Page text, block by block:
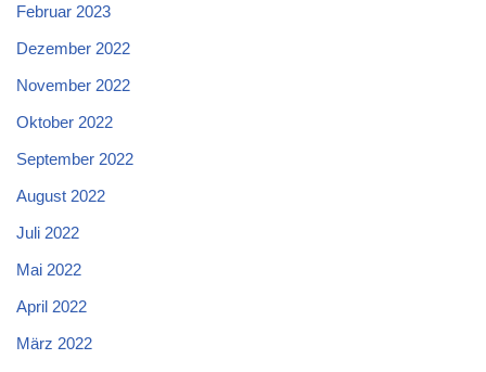
Februar 2023
Dezember 2022
November 2022
Oktober 2022
September 2022
August 2022
Juli 2022
Mai 2022
April 2022
März 2022